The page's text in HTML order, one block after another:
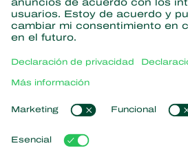
Partners with Nature
Avispas parásitas
Nematodos beneficiosos
Microorganismos beneficiosos
Protección de cultivos
Acerca de Koppert
Novedades e información
Trabajar en Koppert
Enlaces populares
Experiencias de los usuarios